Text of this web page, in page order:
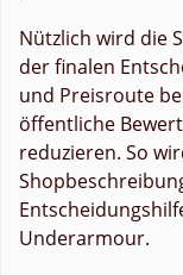
Nützlich wird die
der finalen
und Preisroute
öffentliche
reduzieren. So
Underarmour.